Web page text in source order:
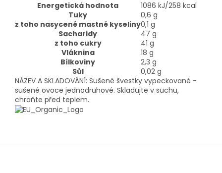
Energetická hodnota
1086 kJ/258 kcal
Tuky
0,6 g
z toho nasycené mastné kyseliny0,1 g
Sacharidy
47 g
z toho cukry
41 g
Vláknina
18 g
Bílkoviny
2,3 g
Sůl
0,02 g
NÁZEV A SKLADOVÁNÍ: Sušené švestky vypeckované -
sušené ovoce jednodruhové. Skladujte v suchu,
chraňte před teplem.
Z